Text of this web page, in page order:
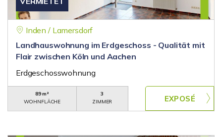
Inden / Lamersdorf
Landhauswohnung im Erdgeschoss - Qualität mit
Flair zwischen Köln und Aachen
Erdgeschosswohnung
89 m²
WOHNFLÄCHE
3
ZIMMER